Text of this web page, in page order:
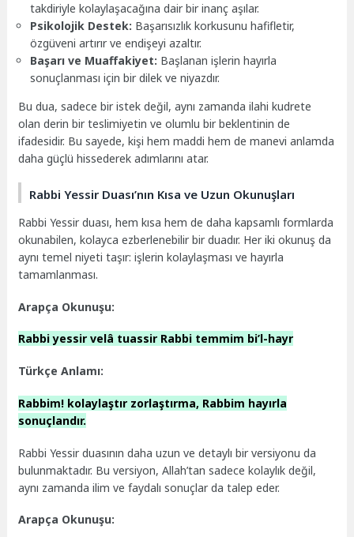
takdiriyle kolaylaşacağına dair bir inanç aşılar.
Psikolojik Destek: Başarısızlık korkusunu hafifletir,
özgüveni artırır ve endişeyi azaltır.
Başarı ve Muaffakiyet: Başlanan işlerin hayırla
sonuçlanması için bir dilek ve niyazdır.
Bu dua, sadece bir istek değil, aynı zamanda ilahi kudrete
olan derin bir teslimiyetin ve olumlu bir beklentinin de
ifadesidir. Bu sayede, kişi hem maddi hem de manevi anlamda
daha güçlü hissederek adımlarını atar.
Rabbi Yessir Duası’nın Kısa ve Uzun Okunuşları
Rabbi Yessir duası, hem kısa hem de daha kapsamlı formlarda
okunabilen, kolayca ezberlenebilir bir duadır. Her iki okunuş da
aynı temel niyeti taşır: işlerin kolaylaşması ve hayırla
tamamlanması.
Arapça Okunuşu:
Rabbi yessir velâ tuassir Rabbi temmim bi’l-hayr
Türkçe Anlamı:
Rabbim! kolaylaştır zorlaştırma, Rabbim hayırla
sonuçlandır.
Rabbi Yessir duasının daha uzun ve detaylı bir versiyonu da
bulunmaktadır. Bu versiyon, Allah’tan sadece kolaylık değil,
aynı zamanda ilim ve faydalı sonuçlar da talep eder.
Arapça Okunuşu: